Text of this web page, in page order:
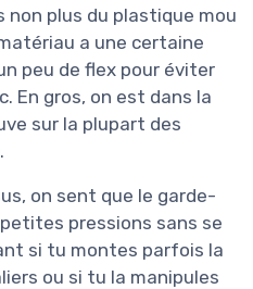
non plus du plastique mou
a une certaine
peu de flex pour éviter
En gros, on est dans la
sur la plupart des
on sent que le garde-
pressions sans se
si tu montes parfois la
ou si tu la manipules